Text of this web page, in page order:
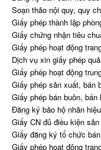
Soạn thảo nội quy, quy
Giấy phép thành lập
Giấy chứng nhận tiêu
Giấy phép hoạt động
Dịch vụ xin giấy phép
Giấy phép hoạt động
Giấy phép sản xuất, bán
Giấy phép bán buôn, bán
Đăng ký bảo hộ nhãn
Giấy CN đủ điều kiện
Giấy đăng ký tổ chức
Giấy phép hoạt động